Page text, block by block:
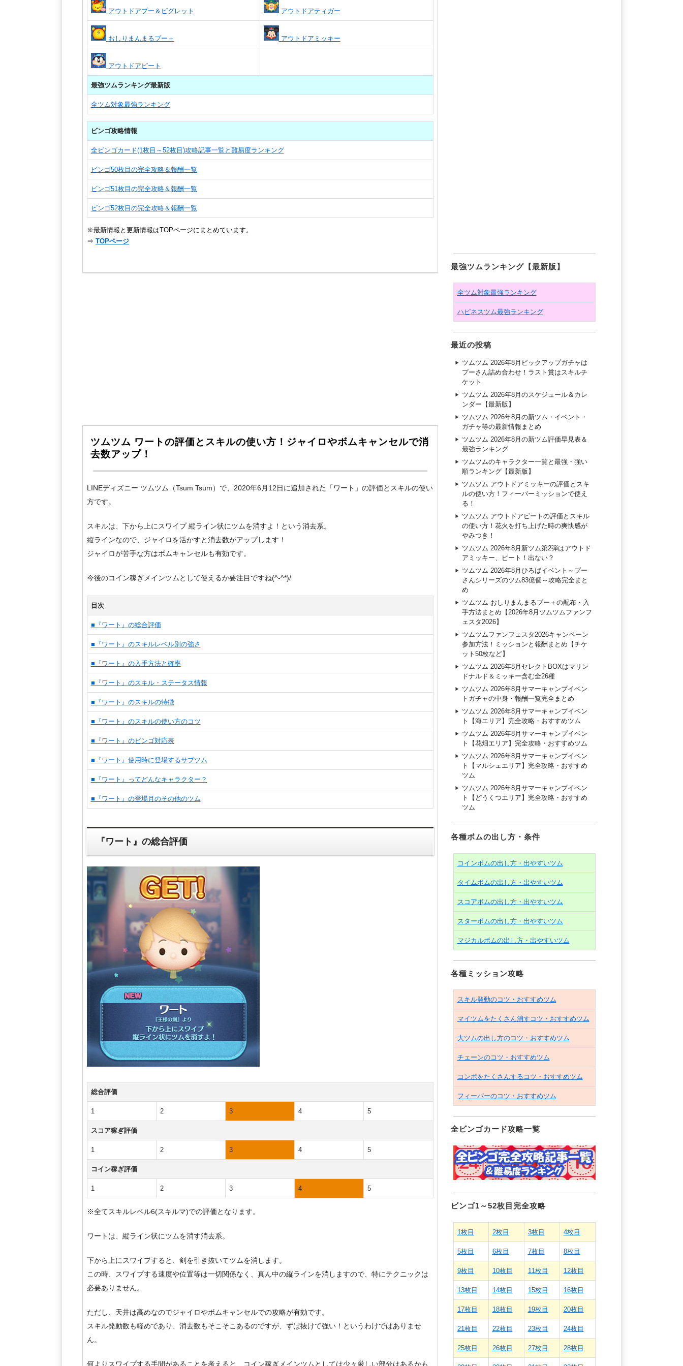
アウトドアプー＆ピグレット アウトドアティガー
おしりまんまるプー＋ アウトドアミッキー
アウトドアピート
最強ツムランキング最新版
全ツム対象最強ランキング
ビンゴ攻略情報
全ビンゴカード(1枚目～52枚目)攻略記事一覧と難易度ランキング
ビンゴ50枚目の完全攻略＆報酬一覧
ビンゴ51枚目の完全攻略＆報酬一覧
ビンゴ52枚目の完全攻略＆報酬一覧
※最新情報と更新情報はTOPページにまとめています。
⇒ TOPページ
ツムツム ワートの評価とスキルの使い方！ジャイロやボムキャンセルで消
去数アップ！
LINEディズニー ツムツム（Tsum Tsum）で、2020年6月12日に追加された「ワート」の評価とスキルの使い
方です。
スキルは、下から上にスワイプ 縦ライン状にツムを消すよ！という消去系。
縦ラインなので、ジャイロを活かすと消去数がアップします！
ジャイロが苦手な方はボムキャンセルも有効です。
今後のコイン稼ぎメインツムとして使えるか要注目ですね(^-^*)/
目次
■『ワート』の総合評価
■『ワート』のスキルレベル別の強さ
■『ワート』の入手方法と確率
■『ワート』のスキル・ステータス情報
■『ワート』のスキルの特徴
■『ワート』のスキルの使い方のコツ
■『ワート』のビンゴ対応表
■『ワート』使用時に登場するサブツム
■『ワート』ってどんなキャラクター？
■『ワート』の登場月のその他のツム
『ワート』の総合評価
総合評価
1 2 3 4 5
スコア稼ぎ評価
1 2 3 4 5
コイン稼ぎ評価
1 2 3 4 5
※全てスキルレベル6(スキルマ)での評価となります。
ワートは、縦ライン状にツムを消す消去系。
下から上にスワイプすると、剣を引き抜いてツムを消します。
この時、スワイプする速度や位置等は一切関係なく、真ん中の縦ラインを消しますので、特にテクニックは
必要ありません。
ただし、天井は高めなのでジャイロやボムキャンセルでの攻略が有効です。
スキル発動数も軽めであり、消去数もそこそこあるのですが、ずば抜けて強い！というわけではありませ
ん。
何よりスワイプする手間があることを考えると、コイン稼ぎメインツムとしては少々厳しい部分はあるかも
最強ツムランキング【最新版】
全ツム対象最強ランキング
ハピネスツム最強ランキング
最近の投稿
ツムツム 2026年8月ピックアップガチャは
プーさん詰め合わせ！ラスト賞はスキルチ
ケット
ツムツム 2026年8月のスケジュール＆カレ
ンダー【最新版】
ツムツム 2026年8月の新ツム・イベント・
ガチャ等の最新情報まとめ
ツムツム 2026年8月の新ツム評価早見表＆
最強ランキング
ツムツムのキャラクター一覧と最強・強い
順ランキング【最新版】
ツムツム アウトドアミッキーの評価とスキ
ルの使い方！フィーバーミッションで使え
る！
ツムツム アウトドアピートの評価とスキル
の使い方！花火を打ち上げた時の爽快感が
やみつき！
ツムツム 2026年8月新ツム第2弾はアウトド
アミッキー、ピート！出ない？
ツムツム 2026年8月ひろばイベント～プー
さんシリーズのツム83億個～攻略完全まと
め
ツムツム おしりまんまるプー＋の配布・入
手方法まとめ【2026年8月ツムツムファンフ
ェスタ2026】
ツムツムファンフェスタ2026キャンペーン
参加方法！ミッションと報酬まとめ【チケ
ット50枚など】
ツムツム 2026年8月セレクトBOXはマリン
ドナルド＆ミッキー含む全26種
ツムツム 2026年8月サマーキャンプイベン
トガチャの中身・報酬一覧完全まとめ
ツムツム 2026年8月サマーキャンプイベン
ト【海エリア】完全攻略・おすすめツム
ツムツム 2026年8月サマーキャンプイベン
ト【花畑エリア】完全攻略・おすすめツム
ツムツム 2026年8月サマーキャンプイベン
ト【マルシェエリア】完全攻略・おすすめ
ツム
ツムツム 2026年8月サマーキャンプイベン
ト【どうくつエリア】完全攻略・おすすめ
ツム
各種ボムの出し方・条件
コインボムの出し方・出やすいツム
タイムボムの出し方・出やすいツム
スコアボムの出し方・出やすいツム
スターボムの出し方・出やすいツム
マジカルボムの出し方・出やすいツム
各種ミッション攻略
スキル発動のコツ・おすすめツム
マイツムをたくさん消すコツ・おすすめツム
大ツムの出し方のコツ・おすすめツム
チェーンのコツ・おすすめツム
コンボをたくさんするコツ・おすすめツム
フィーバーのコツ・おすすめツム
全ビンゴカード攻略一覧
ビンゴ1～52枚目完全攻略
1枚目 2枚目 3枚目 4枚目
5枚目 6枚目 7枚目 8枚目
9枚目 10枚目 11枚目 12枚目
13枚目 14枚目 15枚目 16枚目
17枚目 18枚目 19枚目 20枚目
21枚目 22枚目 23枚目 24枚目
25枚目 26枚目 27枚目 28枚目